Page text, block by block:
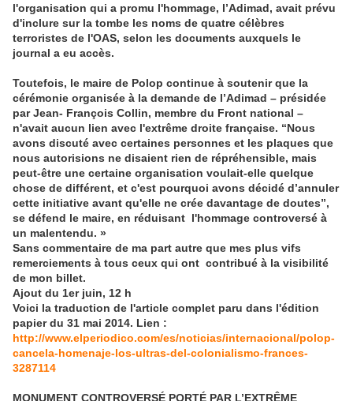
l'organisation qui a promu l'hommage, l’Adimad, avait prévu
d'inclure sur la tombe les noms de quatre célèbres
terroristes de l'OAS, selon les documents auxquels le
journal a eu accès.
Toutefois, le maire de Polop continue à soutenir que la
cérémonie organisée à la demande de l’Adimad – présidée
par Jean- François Collin, membre du Front national –
n'avait aucun lien avec l'extrême droite française. “Nous
avons discuté avec certaines personnes et les plaques que
nous autorisions ne disaient rien de répréhensible, mais
peut-être une certaine organisation voulait-elle quelque
chose de différent, et c'est pourquoi avons décidé d’annuler
cette initiative avant qu'elle ne crée davantage de doutes”,
se défend le maire, en réduisant l'hommage controversé à
un malentendu. »
Sans commentaire de ma part autre que mes plus vifs
remerciements à tous ceux qui ont contribué à la visibilité
de mon billet.
Ajout du 1er juin, 12 h
Voici la traduction de l'article complet paru dans l'édition
papier du 31 mai 2014. Lien :
http://www.elperiodico.com/es/noticias/internacional/polop-
cancela-homenaje-los-ultras-del-colonialismo-frances-
3287114
MONUMENT CONTROVERSÉ PORTÉ PAR L’EXTRÊME